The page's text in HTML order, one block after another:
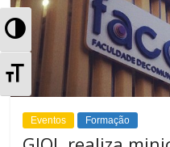
A
t
A
Eventos Formação